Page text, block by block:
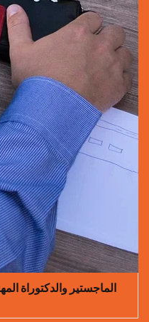
الماجستير والدكتوراة